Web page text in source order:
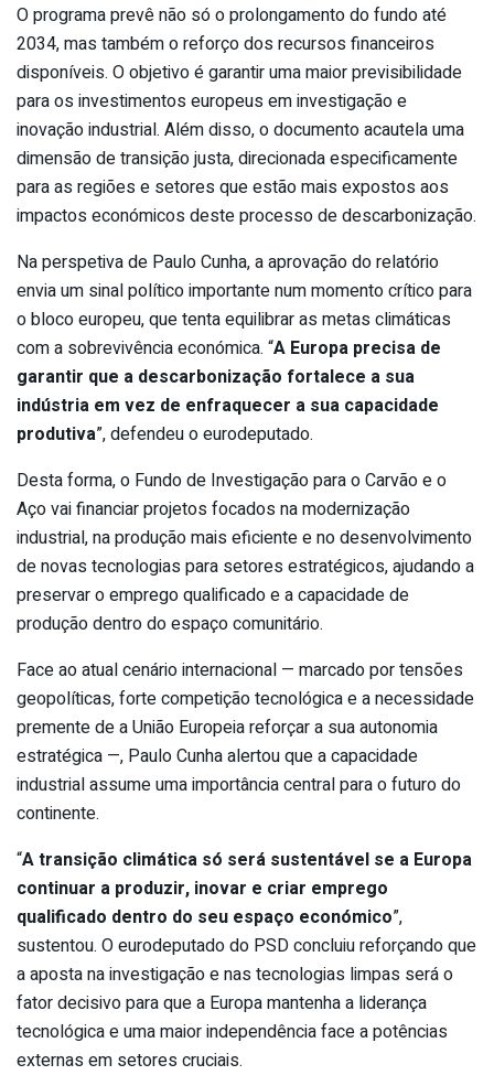
O programa prevê não só o prolongamento do fundo até
2034, mas também o reforço dos recursos financeiros
disponíveis. O objetivo é garantir uma maior previsibilidade
para os investimentos europeus em investigação e
inovação industrial. Além disso, o documento acautela uma
dimensão de transição justa, direcionada especificamente
para as regiões e setores que estão mais expostos aos
impactos económicos deste processo de descarbonização.
Na perspetiva de Paulo Cunha, a aprovação do relatório
envia um sinal político importante num momento crítico para
o bloco europeu, que tenta equilibrar as metas climáticas
com a sobrevivência económica. “A Europa precisa de
garantir que a descarbonização fortalece a sua
indústria em vez de enfraquecer a sua capacidade
produtiva”, defendeu o eurodeputado.
Desta forma, o Fundo de Investigação para o Carvão e o
Aço vai financiar projetos focados na modernização
industrial, na produção mais eficiente e no desenvolvimento
de novas tecnologias para setores estratégicos, ajudando a
preservar o emprego qualificado e a capacidade de
produção dentro do espaço comunitário.
Face ao atual cenário internacional — marcado por tensões
geopolíticas, forte competição tecnológica e a necessidade
premente de a União Europeia reforçar a sua autonomia
estratégica —, Paulo Cunha alertou que a capacidade
industrial assume uma importância central para o futuro do
continente.
“A transição climática só será sustentável se a Europa
continuar a produzir, inovar e criar emprego
qualificado dentro do seu espaço económico”,
sustentou. O eurodeputado do PSD concluiu reforçando que
a aposta na investigação e nas tecnologias limpas será o
fator decisivo para que a Europa mantenha a liderança
tecnológica e uma maior independência face a potências
externas em setores cruciais.